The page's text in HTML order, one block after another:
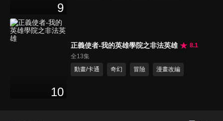
9
10
正義使者-我的英雄學院之非法英雄
8.1
全13集
動畫/卡通
奇幻 冒險 漫畫改編